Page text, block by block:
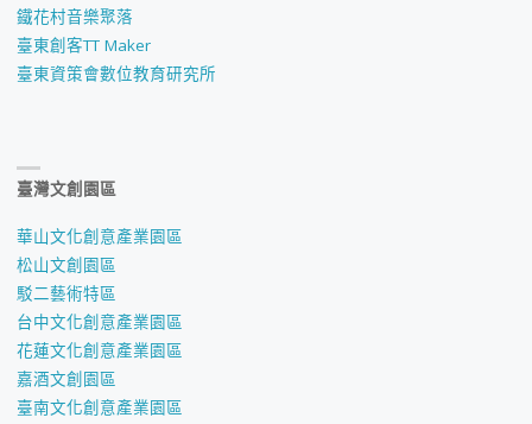
鐵花村音樂聚落
臺東創客TT Maker
臺東資策會數位教育研究所
臺灣文創園區
華山文化創意產業園區
松山文創園區
駁二藝術特區
台中文化創意產業園區
花蓮文化創意產業園區
嘉酒文創園區
臺南文化創意產業園區